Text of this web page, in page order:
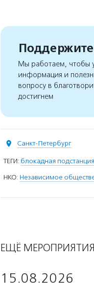
Мы работаем, чтобы
информация и
вопросу в
достигнем
Санкт-Петербург
ТЕГИ: блокадная подстанция
НКО: Независимое
ЕЩЁ МЕРОПРИЯТИЯ
15.08.2026